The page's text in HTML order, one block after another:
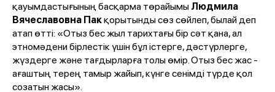
қауымдастығының басқарма төрайымы Людмила
Вячеславовна Пакқорытынды сөз сөйлеп, былай деп
атап өтті: «Отыз бес жыл тарихтағы бір сәт қана, ал
этномәдени бірлестік үшін бұл істерге, дәстүрлерге,
жүздерге және тағдырларға толы өмір. Отыз бес жас -
ағаштың терең тамыр жайып, күнге сенімді түрде қол
созатын жасы».